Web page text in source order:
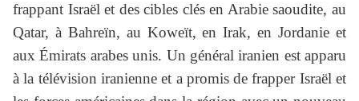
frappant Israël et des cibles clés en Arabie saoudite, au
Qatar, à Bahreïn, au Koweït, en Irak, en Jordanie et
aux Émirats arabes unis. Un général iranien est apparu
à la télévision iranienne et a promis de frapper Israël et